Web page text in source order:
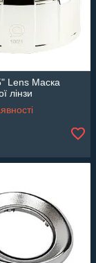
Lens Маска
лінзи